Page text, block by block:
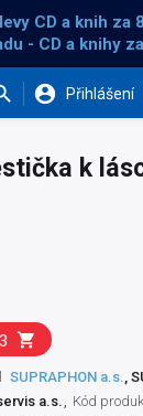
CD a knih za
- CD a knihy
Přihlášení
k
SUPRAPHON a.s.,
a.s. Kód